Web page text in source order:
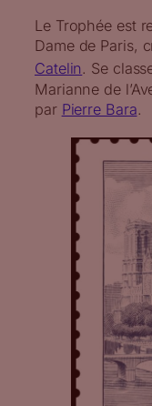
Le Trophée est
Dame de Paris,
Catelin. Se
Marianne de
par Pierre Bara.